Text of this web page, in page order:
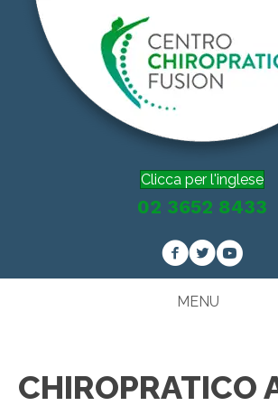
Clicca per l'inglese
02 3652 8433
MENU
CHIROPRATICO